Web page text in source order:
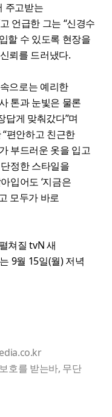
주고받는
언급한 그는 “신경수
할 수 있도록 현장을
뢰를 드러냈다.
으로는 예리한
톤과 눈빛은 물론
답게 맞춰갔다”며
편안하고 친근한
부드러운 옷을 입고
정한 스타일을
입어도 ‘지금은
모두가 바로
쳐질 tvN 새
9월 15일(월) 저녁
호를 받는바, 무단